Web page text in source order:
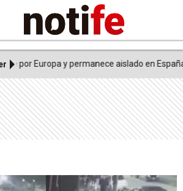
permanece aislado en España